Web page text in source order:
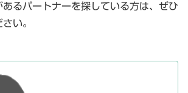
あるパートナーを探している方は、ぜひ
い。